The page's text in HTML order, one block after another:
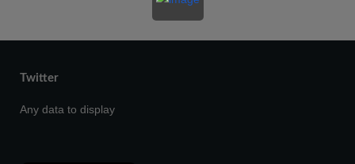
Twitter
Any data to display